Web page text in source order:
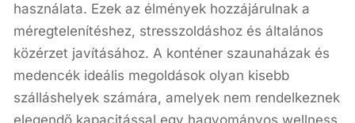
használata. Ezek az élmények hozzájárulnak a
méregtelenítéshez, stresszoldáshoz és általános
közérzet javításához. A konténer szaunaházak és
medencék ideális megoldások olyan kisebb
szálláshelyek számára, amelyek nem rendelkeznek